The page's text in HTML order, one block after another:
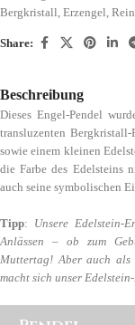
Bergkristall, Erzengel,
Share:
Beschreibung
Dieses Engel-Pendel
transluzenten
sowie einem kleinen
die Farbe des Edelsteins
auch seine symbolischen
Tipp: Unsere Edelstein-
Anlässen – ob zum
Muttertag! Aber auch
macht sich unser